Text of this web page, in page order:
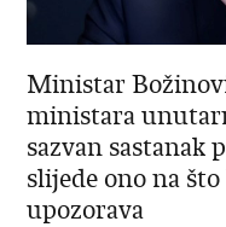
Ministar
ministara
sazvan sastanak
slijede ono na
upozorava